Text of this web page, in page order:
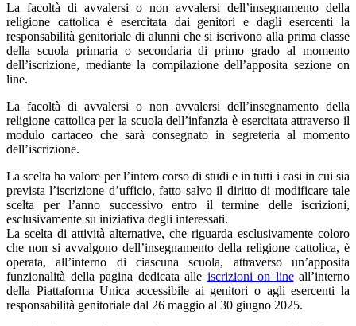
La facoltà di avvalersi o non avvalersi dell’insegnamento della
religione cattolica è esercitata dai genitori e dagli esercenti la
responsabilità genitoriale di alunni che si iscrivono alla prima classe
della scuola primaria o secondaria di primo grado al momento
dell’iscrizione, mediante la compilazione dell’apposita sezione on
line.
La facoltà di avvalersi o non avvalersi dell’insegnamento della
religione cattolica per la scuola dell’infanzia è esercitata attraverso il
modulo cartaceo che sarà consegnato in segreteria al momento
dell’iscrizione.
La scelta ha valore per l’intero corso di studi e in tutti i casi in cui sia
prevista l’iscrizione d’ufficio, fatto salvo il diritto di modificare tale
scelta per l’anno successivo entro il termine delle iscrizioni,
esclusivamente su iniziativa degli interessati.
La scelta di attività alternative, che riguarda esclusivamente coloro
che non si avvalgono dell’insegnamento della religione cattolica, è
operata,all’interno di ciascuna scuola, attraverso un’apposita
funzionalità della pagina dedicata alle iscrizioni on line all’interno
della Piattaforma Unica accessibile ai genitori o agli esercenti la
responsabilità genitoriale dal 26 maggio al 30 giugno 2025.